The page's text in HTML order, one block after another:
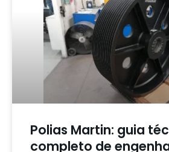
Polias Martin: guia
completo de